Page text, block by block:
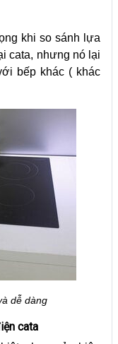
khi so sánh lựa
cata, nhưng nó lại
bếp khác ( khác
dễ dàng
cata